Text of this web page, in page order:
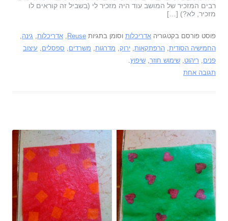
רבים המזכיר של המושב עוד היה מזכיר לי (בשביל זה קוראים לו
מזכיר, לא?) […]
פוסט פורסם בקטגוריה אדריכלות וסומן בתגיות Reuse
, אדריכלות, גינה,
החמישיה הסודית, הרפתקאות, ירוק, מדרגות, משרדים, ספסלים, עיצוב
פנים, ריהוט, שימוש חוזר, שיפוץ.
תגובה אחת